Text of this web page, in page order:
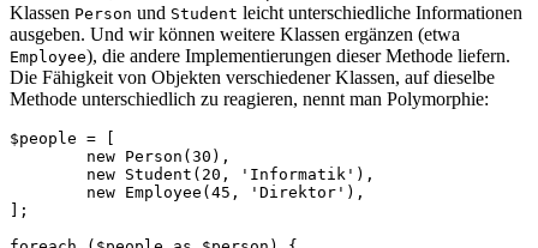
Klassen Person und Student leicht unterschiedliche Informationen
ausgeben. Und wir können weitere Klassen ergänzen (etwa
Employee), die andere Implementierungen dieser Methode liefern.
Die Fähigkeit von Objekten verschiedener Klassen, auf dieselbe
Methode unterschiedlich zu reagieren, nennt man Polymorphie:
$people = [
];